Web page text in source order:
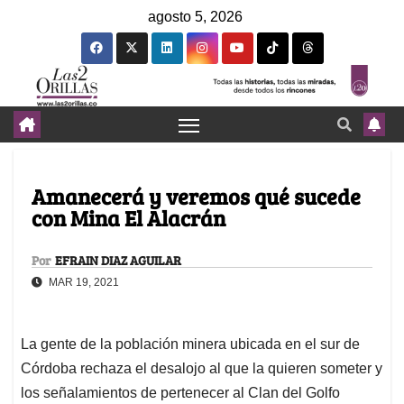
agosto 5, 2026
Amanecerá y veremos qué sucede
con Mina El Alacrán
Por EFRAIN DIAZ AGUILAR
MAR 19, 2021
La gente de la población minera ubicada en el sur de
Córdoba rechaza el desalojo al que la quieren someter y
los señalamientos de pertenecer al Clan del Golfo